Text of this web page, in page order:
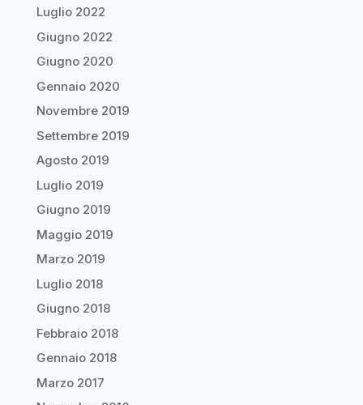
Luglio 2022
Giugno 2022
Giugno 2020
Gennaio 2020
Novembre 2019
Settembre 2019
Agosto 2019
Luglio 2019
Giugno 2019
Maggio 2019
Marzo 2019
Luglio 2018
Giugno 2018
Febbraio 2018
Gennaio 2018
Marzo 2017